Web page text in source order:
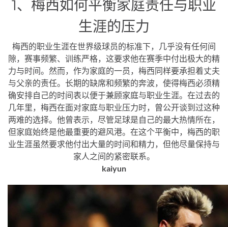
1、梅西如何平衡家庭责任与职业
生涯的压力
梅西的职业生涯在世界级球员的标准下，几乎没有任何间
隙，赛事频繁、训练严格，这要求他在赛季中付出极大的精
力与时间。然而，作为家庭的一员，梅西同样要承担着丈夫
与父亲的责任。长期的缺席和频繁的奔波，使得梅西必须精
确安排自己的时间表以便于兼顾家庭与职业生涯。在过去的
几年里，梅西在面对家庭与职业压力时，曾公开谈到过这种
两难的选择。他曾表示，尽管足球是自己的最大热情所在，
但家庭始终是他最重要的避风港。在这个平衡中，梅西的职
业生涯虽然要求他付出大量的时间和精力，但他尽量保持与
家人之间的紧密联系。
kaiyun